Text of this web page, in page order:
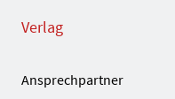
Verlag
Ansprechpartner